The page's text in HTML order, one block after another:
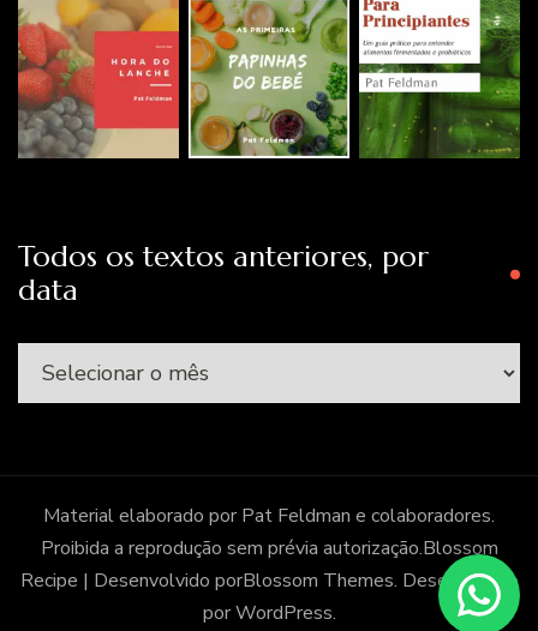
Todos os textos anteriores, por
data
Todos
os
anteriores,
por
data
Material elaborado por Pat Feldman e colaboradores.
Proibida a reprodução sem prévia autorização.Blossom
Recipe | Desenvolvido porBlossom Themes. Desenvolvido
porWordPress.